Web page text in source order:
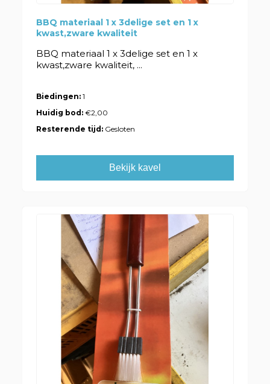
BBQ materiaal 1 x 3delige set en 1 x
kwast,zware kwaliteit
BBQ materiaal 1 x 3delige set en 1 x
kwast,zware kwaliteit, ...
Biedingen: 1
Huidig bod:€2,00
Resterende tijd: Gesloten
Bekijk kavel